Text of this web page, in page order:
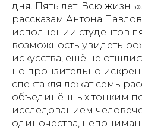
дня. Пять лет. Всю
рассказам Антона
исполнении студентов
возможность увидеть
искусства, ещё не
но пронзительно
спектакля лежат семь
объединённых тонким
исследованием
одиночества,